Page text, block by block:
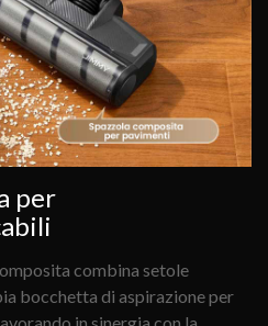
per
combina setole
bocchetta di aspirazione per